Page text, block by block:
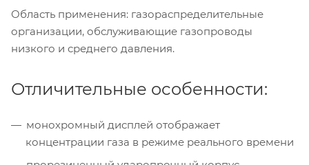
Область применения: газораспределительные
организации, обслуживающие газопроводы
низкого и среднего давления.
Отличительные особенности:
монохромный дисплей отображает
концентрации газа в режиме реального времени